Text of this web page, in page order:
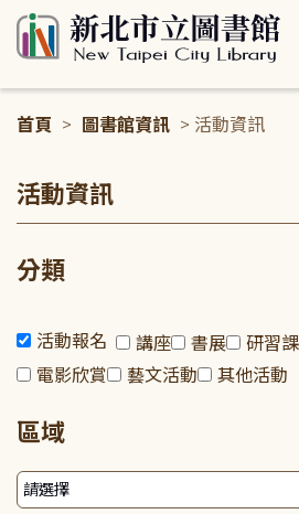
首頁 > 圖書館資訊 > 活動資訊
活動資訊
分類
活動報名 講座 書展 研習
電影欣賞
藝文活動 其他活動
區域